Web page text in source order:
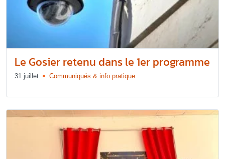
Le Gosier retenu dans le 1er programme
31 juillet Communiqués & info pratique